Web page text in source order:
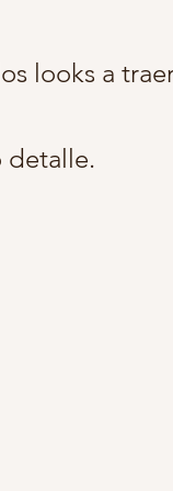
looks a
detalle.